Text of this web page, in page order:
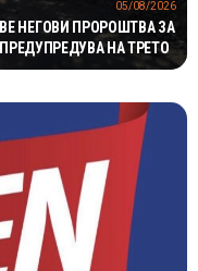
НЕГОВИ ПРОРОШТВА ЗА
НА ТРЕТО
05/08/2026